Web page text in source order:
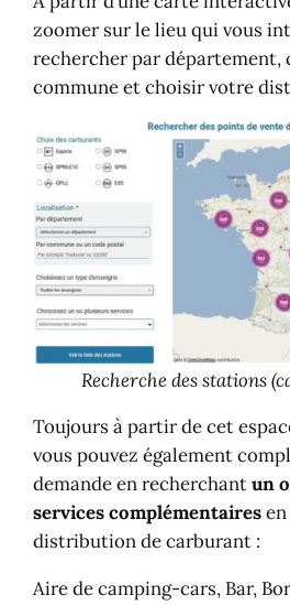
rechercher par département,
commune et choisir votre
Recherche des stations
Toujours à partir de cet
vous pouvez également
demande en recherchantun
services complémentairesen
distribution de carburant :
Boutique alimentaire,